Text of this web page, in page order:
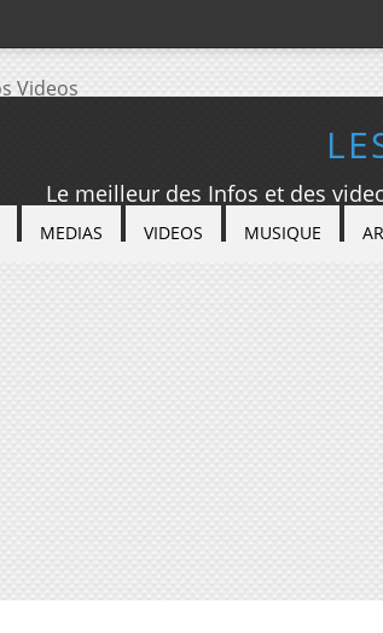
Le meilleur des Infos et des
MEDIAS VIDEOS MUSIQUE